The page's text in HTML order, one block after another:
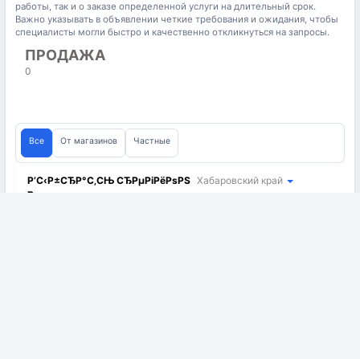
работы, так и о заказе определенной услуги на длительный срок.
Важно указывать в объявлении четкие требования и ожидания, чтобы
специалисты могли быстро и качественно откликнуться на запросы.
ПРОДАЖА
0
Все От магазинов Частные
Р’С‹Р±СЂР°С‚СЊ СЂРµРіРёРѕРЅ Хабаровский край
Валюта